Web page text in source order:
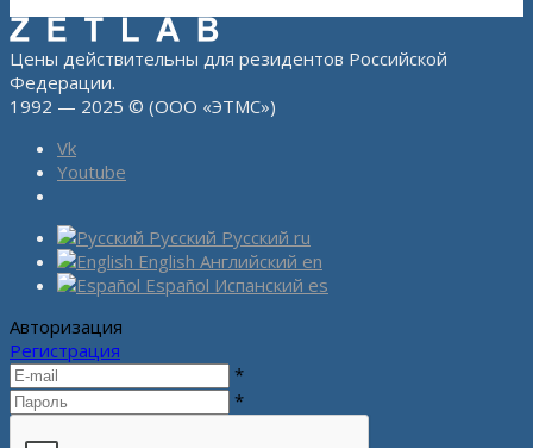
Цены действительны для резидентов Российской
Федерации.
1992 — 2025 © (ООО «ЭТМС»)
Vk
Youtube
Русский Русский ru
English Английский en
Español Испанский es
Авторизация
Регистрация
*
*